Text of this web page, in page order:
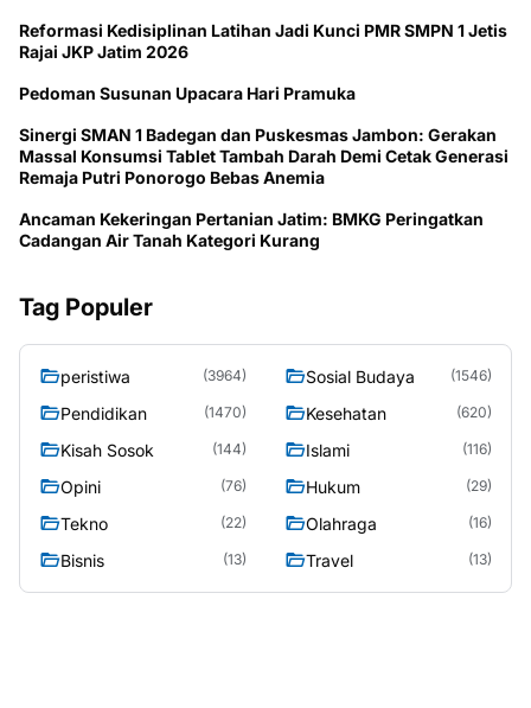
Reformasi Kedisiplinan Latihan Jadi Kunci PMR SMPN 1 Jetis
Rajai JKP Jatim 2026
Pedoman Susunan Upacara Hari Pramuka
Sinergi SMAN 1 Badegan dan Puskesmas Jambon: Gerakan
Massal Konsumsi Tablet Tambah Darah Demi Cetak Generasi
Remaja Putri Ponorogo Bebas Anemia
Ancaman Kekeringan Pertanian Jatim: BMKG Peringatkan
Cadangan Air Tanah Kategori Kurang
Tag Populer
peristiwa (3964) Sosial Budaya (1546)
Pendidikan (1470) Kesehatan (620)
Kisah Sosok (144) Islami (116)
Opini (76) Hukum (29)
Tekno (22) Olahraga (16)
Bisnis (13) Travel (13)